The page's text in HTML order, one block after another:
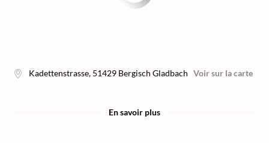
Kadettenstrasse, 51429 Bergisch Gladbach Voir sur la carte
En savoir plus